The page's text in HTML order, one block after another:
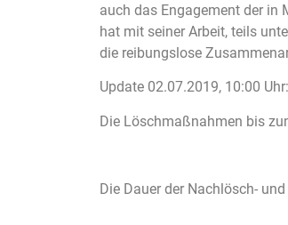
auch das Engagement der in
hat mit seiner Arbeit, teils
die reibungslose
Update 02.07.2019, 10:00 Uhr:
Die Löschmaßnahmen bis
Die Dauer der Nachlösch-